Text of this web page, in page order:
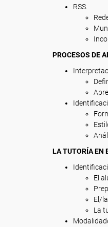
RSS.
PROCESOS DE
LA TUTORÍA EN
El
El/
La